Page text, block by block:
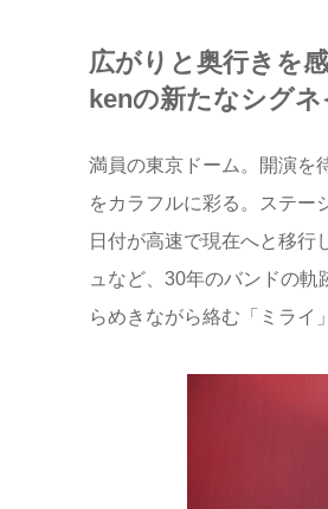
広がりと奥行きを
kenの新たなシグ
満員の東京ドーム。開演を
をカラフルに彩る。ステー
日付が高速で現在へと移行
ュなど、30年のバンドの
らめきながら絡む「ミライ